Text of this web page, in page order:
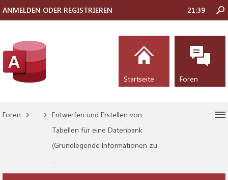
Foren ...
Entwerfen und Erstellen von
Tabellen für eine Datenbank
(Grundlegende Informationen zu
...
ANMELDEN ODER REGISTRIEREN 21:39
Startseite Foren